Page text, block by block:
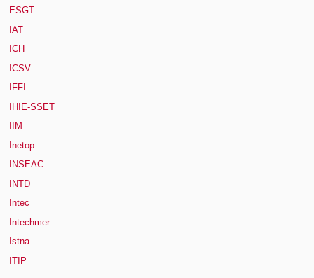
ESGT
IAT
ICH
ICSV
IFFI
IHIE-SSET
IIM
Inetop
INSEAC
INTD
Intec
Intechmer
Istna
ITIP